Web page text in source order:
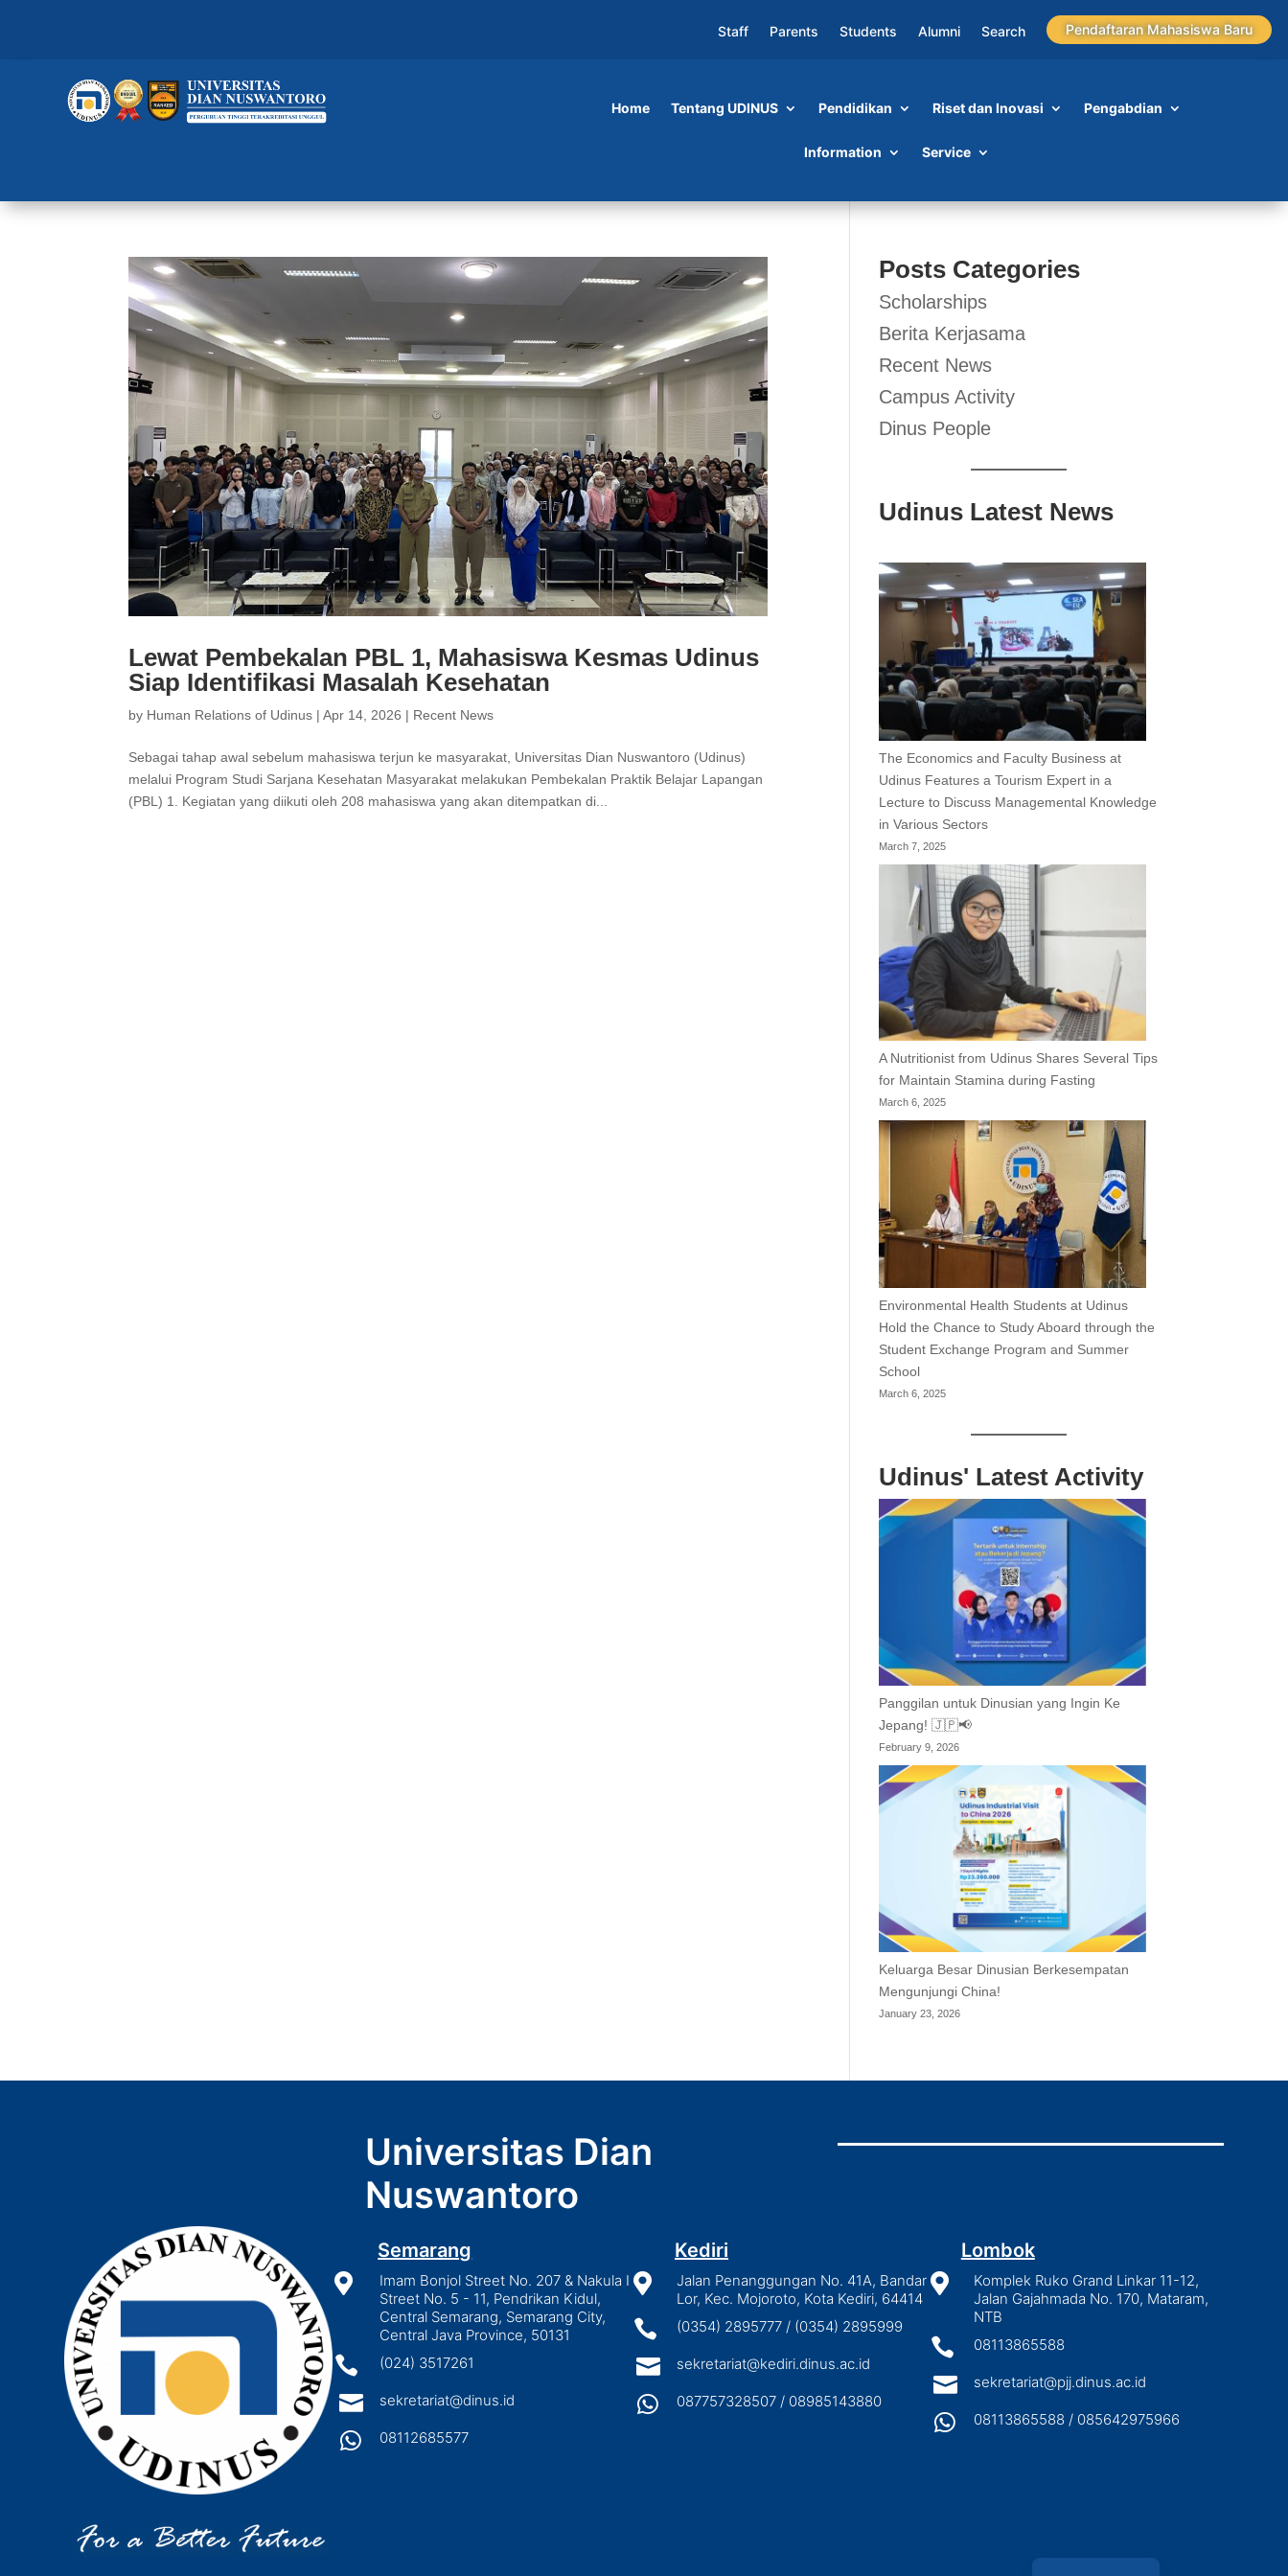
Staff Parents Students Alumni Search Pendaftaran Mahasiswa Baru
Home Tentang UDINUS Pendidikan Riset dan Inovasi Pengabdian
Information Service
Lewat Pembekalan PBL 1, Mahasiswa Kesmas Udinus
Siap Identifikasi Masalah Kesehatan
by Human Relations of Udinus |Apr 14, 2026 | Recent News
Sebagai tahap awal sebelum mahasiswa terjun ke masyarakat, Universitas Dian Nuswantoro (Udinus)
melalui Program Studi Sarjana Kesehatan Masyarakat melakukan Pembekalan Praktik Belajar Lapangan
(PBL) 1. Kegiatan yang diikuti oleh 208 mahasiswa yang akan ditempatkan di...
Posts Categories
Scholarships
Berita Kerjasama
Recent News
Campus Activity
Dinus People
Udinus Latest News
The Economics and Faculty Business at
Udinus Features a Tourism Expert in a
Lecture to Discuss Managemental Knowledge
in Various Sectors
March 7, 2025
A Nutritionist from Udinus Shares Several Tips
for Maintain Stamina during Fasting
March 6, 2025
Environmental Health Students at Udinus
Hold the Chance to Study Aboard through the
Student Exchange Program and Summer
School
March 6, 2025
Udinus' Latest Activity
Panggilan untuk Dinusian yang Ingin Ke
Jepang! 🇯🇵📢
February 9, 2026
Keluarga Besar Dinusian Berkesempatan
Mengunjungi China!
January 23, 2026
Universitas Dian
Nuswantoro
Semarang

Imam Bonjol Street No. 207 & Nakula I
Street No. 5 - 11, Pendrikan Kidul,
Central Semarang, Semarang City,
Central Java Province, 50131
 (024) 3517261
 sekretariat@dinus.id
 08112685577
Kediri

Jalan Penanggungan No. 41A, Bandar
Lor, Kec. Mojoroto, Kota Kediri, 64414
 (0354) 2895777 / (0354) 2895999
 sekretariat@kediri.dinus.ac.id
 087757328507 / 08985143880
Lombok

Komplek Ruko Grand Linkar 11-12,
Jalan Gajahmada No. 170, Mataram,
NTB
 08113865588
 sekretariat@pjj.dinus.ac.id
 08113865588 / 085642975966